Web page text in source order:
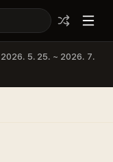
2026. 5. 25. ~ 2026. 7.